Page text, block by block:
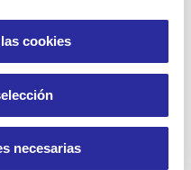
cookies
necesarias